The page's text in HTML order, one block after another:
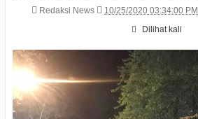
Redaksi News 10/25/2020 03:34:00 PM
Dilihat kali